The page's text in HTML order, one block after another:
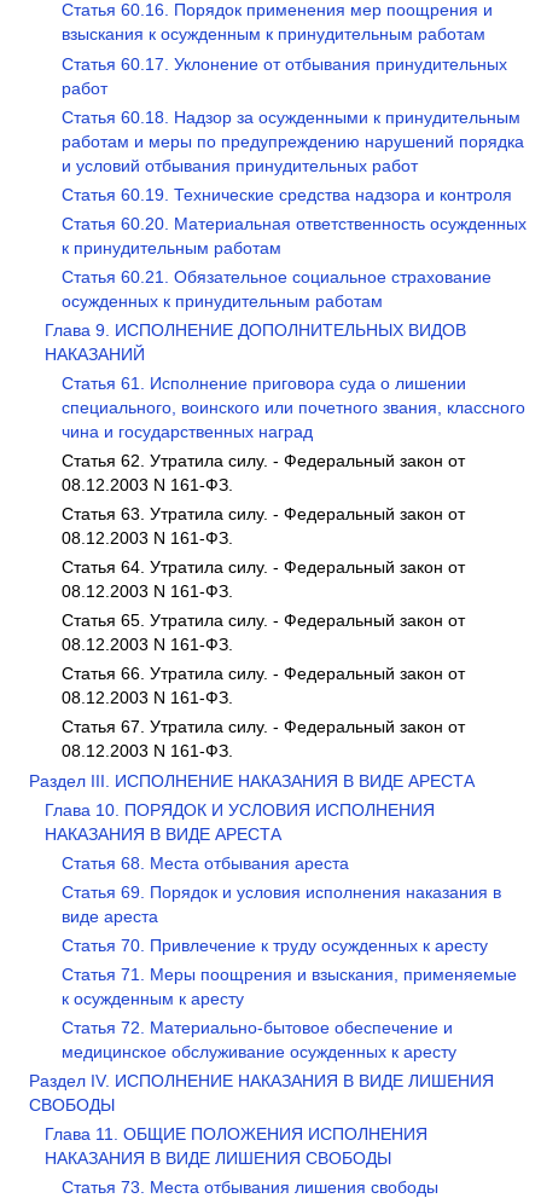
Статья 60.16. Порядок применения мер поощрения и
взыскания к осужденным к принудительным работам
Статья 60.17. Уклонение от отбывания принудительных
работ
Статья 60.18. Надзор за осужденными к принудительным
работам и меры по предупреждению нарушений порядка
и условий отбывания принудительных работ
Статья 60.19. Технические средства надзора и контроля
Статья 60.20. Материальная ответственность осужденных
к принудительным работам
Статья 60.21. Обязательное социальное страхование
осужденных к принудительным работам
Глава 9. ИСПОЛНЕНИЕ ДОПОЛНИТЕЛЬНЫХ ВИДОВ
НАКАЗАНИЙ
Статья 61. Исполнение приговора суда о лишении
специального, воинского или почетного звания, классного
чина и государственных наград
Статья 62. Утратила силу. - Федеральный закон от
08.12.2003 N 161-ФЗ.
Статья 63. Утратила силу. - Федеральный закон от
08.12.2003 N 161-ФЗ.
Статья 64. Утратила силу. - Федеральный закон от
08.12.2003 N 161-ФЗ.
Статья 65. Утратила силу. - Федеральный закон от
08.12.2003 N 161-ФЗ.
Статья 66. Утратила силу. - Федеральный закон от
08.12.2003 N 161-ФЗ.
Статья 67. Утратила силу. - Федеральный закон от
08.12.2003 N 161-ФЗ.
Раздел III. ИСПОЛНЕНИЕ НАКАЗАНИЯ В ВИДЕ АРЕСТА
Глава 10. ПОРЯДОК И УСЛОВИЯ ИСПОЛНЕНИЯ
НАКАЗАНИЯ В ВИДЕ АРЕСТА
Статья 68. Места отбывания ареста
Статья 69. Порядок и условия исполнения наказания в
виде ареста
Статья 70. Привлечение к труду осужденных к аресту
Статья 71. Меры поощрения и взыскания, применяемые
к осужденным к аресту
Статья 72. Материально-бытовое обеспечение и
медицинское обслуживание осужденных к аресту
Раздел IV. ИСПОЛНЕНИЕ НАКАЗАНИЯ В ВИДЕ ЛИШЕНИЯ
СВОБОДЫ
Глава 11. ОБЩИЕ ПОЛОЖЕНИЯ ИСПОЛНЕНИЯ
НАКАЗАНИЯ В ВИДЕ ЛИШЕНИЯ СВОБОДЫ
Статья 73. Места отбывания лишения свободы